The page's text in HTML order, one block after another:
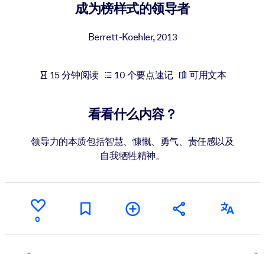
将简短且经过验证的知识引入您的 LMS/LXP，以获得更强的学习效
利用可靠、结构化的知识为您的人工智能系统提供动力，以改善输
成为榜样式的领导者
Berrett-Koehler,2013
15 分钟阅读 10 个要点速记 可用文本
看看什么内容？
领导力的本质包括智慧、慷慨、勇气、责任感以及
自我牺牲精神。
0